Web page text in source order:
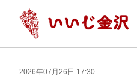
2026年07月26日 17:30